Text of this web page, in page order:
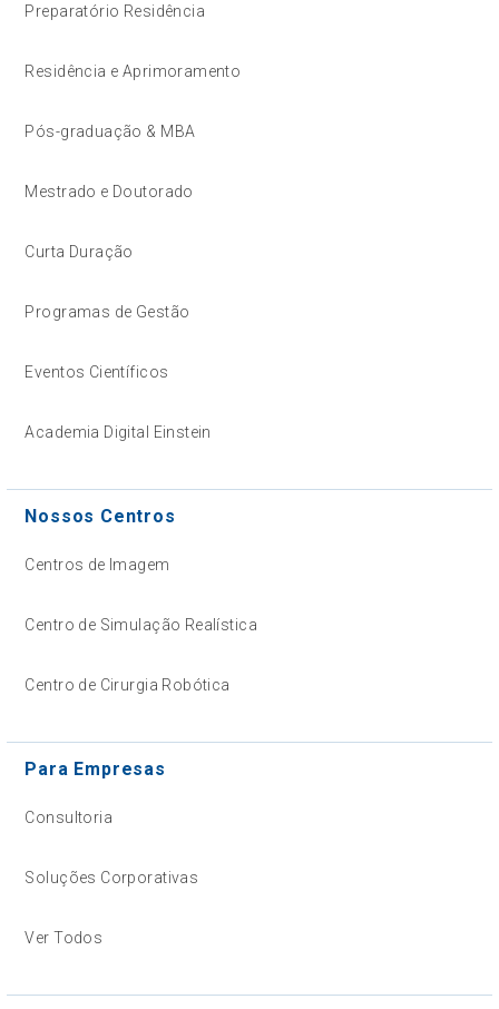
Preparatório Residência
Residência e Aprimoramento
Pós-graduação & MBA
Mestrado e Doutorado
Curta Duração
Programas de Gestão
Eventos Científicos
Academia Digital Einstein
Nossos Centros
Centros de Imagem
Centro de Simulação Realística
Centro de Cirurgia Robótica
Para Empresas
Consultoria
Soluções Corporativas
Ver Todos